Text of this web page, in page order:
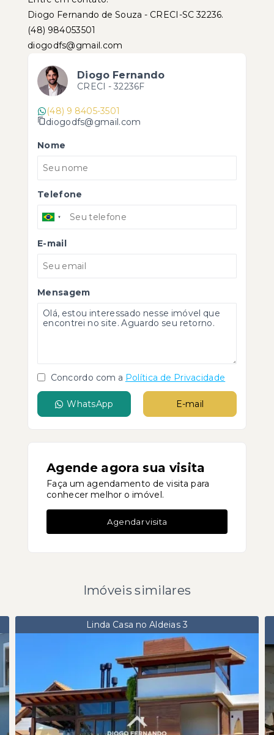
Diogo Fernando de Souza - CRECI-SC 32236.
(48) 984053501
diogodfs@gmail.com
Diogo Fernando
CRECI - 32236F
(48) 9 8405-3501
diogodfs@gmail.com
Nome
Telefone
E-mail
Mensagem
Concordo com a Política de Privacidade
WhatsApp E-mail
Agende agora sua visita
Faça um agendamento de visita para
conhecer melhor o imóvel.
Agendar visita
Imóveis similares
Linda Casa no Aldeias 3